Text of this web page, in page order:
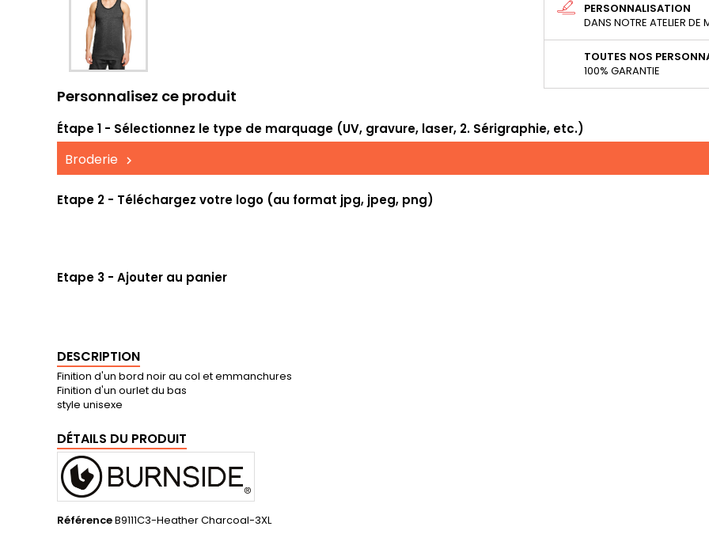
PERSONNALISATION
DANS NOTRE ATELIER DE
TOUTES NOS
100% GARANTIE
Personnalisez ce produit
Étape 1 - Sélectionnez le type de marquage (UV, gravure, laser, 2. Sérigraphie, etc.)
Broderie
Etape 2 - Téléchargez votre logo (au format jpg, jpeg, png)
Etape 3 - Ajouter au panier
DESCRIPTION
Finition d'un bord noir au col et emmanchures
Finition d'un ourlet du bas
style unisexe
DÉTAILS DU PRODUIT
RéférenceB9111C3-Heather Charcoal-3XL